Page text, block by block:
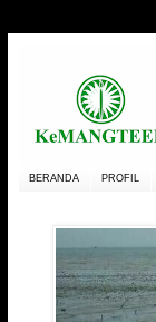
BERANDA PROFIL